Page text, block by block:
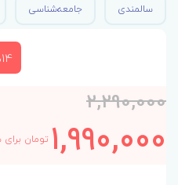
سالمندی جامعه‌شناسی
2,290,000
1,990,000 تومان برای